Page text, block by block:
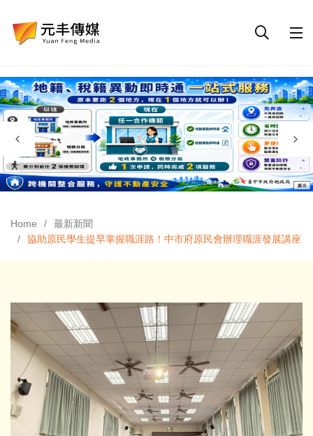
Home
最新新聞
協助原民學生提早掌握職涯路！中市府原民會辦理職涯發展講座